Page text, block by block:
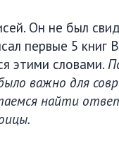
Он не был
первые 5 книг
этими словами.
важно для
найти